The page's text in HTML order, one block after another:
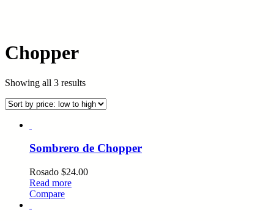
Chopper
Showing all 3 results
Sombrero de Chopper
Rosado $24.00
Read more
Compare